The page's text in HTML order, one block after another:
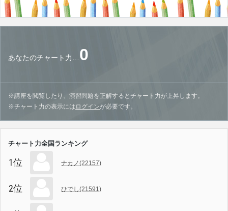
あなたのチャート力… 0
※講座を閲覧したり、演習問題を正解するとチャート力が上昇します。
※チャート力の表示には ログインが必要です。
チャート力全国ランキング
1位 ナカノ(22157)
2位 ひでし(21591)